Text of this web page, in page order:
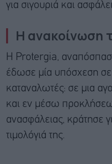
για σιγουριά και
Η ανακοίνωση
Η Protergia,
έδωσε μία υπόσχεση
καταναλωτές: σε μια
και εν μέσω
ανασφάλειας, κράτησε
τιμολόγιά της.